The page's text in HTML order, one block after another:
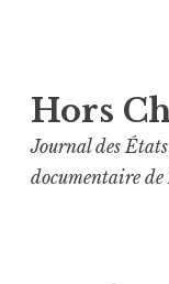
au
contenu
principal
Hors
Journal des
documentaire de